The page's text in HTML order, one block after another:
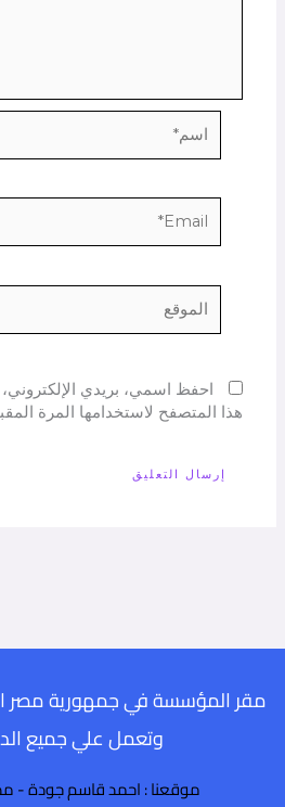
احفظ اسمي، بريدي الإلكتروني،
هذا المتصفح لاستخدامها المرة
مقر المؤسسة في جمهورية مصر
وتعمل علي جميع
موقعنا : احمد قاسم جودة -